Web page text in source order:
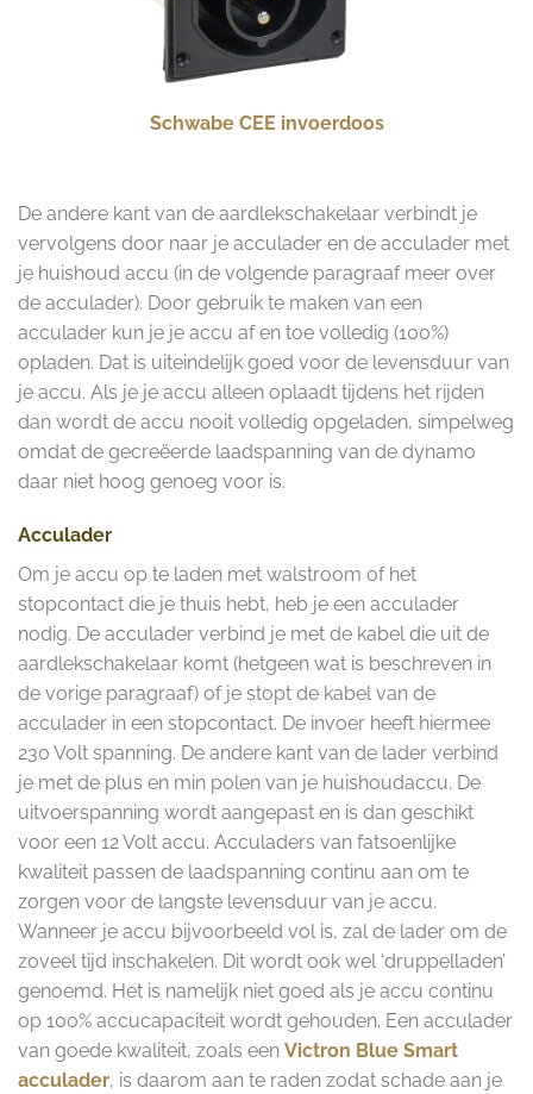
Schwabe CEE invoerdoos
De andere kant van de aardlekschakelaar verbindt je
vervolgens door naar je acculader en de acculader met
je huishoud accu (in de volgende paragraaf meer over
de acculader). Door gebruik te maken van een
acculader kun je je accu af en toe volledig (100%)
opladen. Dat is uiteindelijk goed voor de levensduur van
je accu. Als je je accu alleen oplaadt tijdens het rijden
dan wordt de accu nooit volledig opgeladen, simpelweg
omdat de gecreëerde laadspanning van de dynamo
daar niet hoog genoeg voor is.
Acculader
Om je accu op te laden met walstroom of het
stopcontact die je thuis hebt, heb je een acculader
nodig. De acculader verbind je met de kabel die uit de
aardlekschakelaar komt (hetgeen wat is beschreven in
de vorige paragraaf) of je stopt de kabel van de
acculader in een stopcontact. De invoer heeft hiermee
230 Volt spanning. De andere kant van de lader verbind
je met de plus en min polen van je huishoudaccu. De
uitvoerspanning wordt aangepast en is dan geschikt
voor een 12 Volt accu. Acculaders van fatsoenlijke
kwaliteit passen de laadspanning continu aan om te
zorgen voor de langste levensduur van je accu.
Wanneer je accu bijvoorbeeld vol is, zal de lader om de
zoveel tijd inschakelen. Dit wordt ook wel ‘druppelladen’
genoemd. Het is namelijk niet goed als je accu continu
op 100% accucapaciteit wordt gehouden. Een acculader
van goede kwaliteit, zoals een Victron Blue Smart
acculader, is daarom aan te raden zodat schade aan je